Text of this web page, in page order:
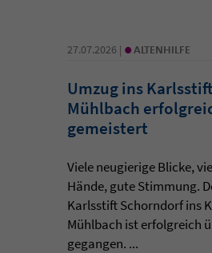
27.07.2026 | • ALTENHILFE
Umzug ins
Mühlbach
gemeistert
Viele neugierige Blicke,
Hände, gute Stimmung.
Karlsstift Schorndorf ins
Mühlbach ist erfolgreich
gegangen. ...